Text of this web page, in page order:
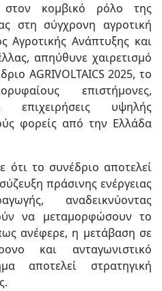
κομβικό ρόλο της
στη σύγχρονη αγροτική
Ανάπτυξης και
απηύθυνε χαιρετισμό
AGRIVOLTAICS 2025, το
επιστήμονες,
επιχειρήσεις υψηλής
φορείς από την Ελλάδα
ότι το συνέδριο αποτελεί
πράσινης ενέργειας
αναδεικνύοντας
να μεταμορφώσουν το
ανέφερε, η μετάβαση σε
και ανταγωνιστικό
αποτελεί στρατηγική